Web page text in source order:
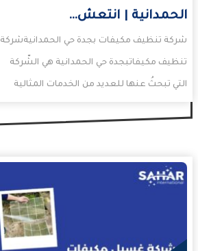
الحمدانية | انتعش…
شركة تنظيف مكيفات بجدة حي الحمدانيةشركة
تنظيف مكيفاتبجدة حي الحمدانية هي الشّركة
التي تبحثُ عنها للعديد من الخدمات المثالية